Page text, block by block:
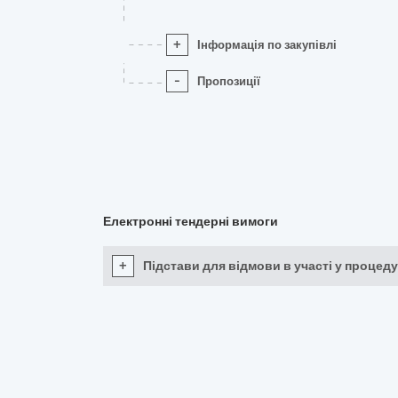
+ Інформація по закупівлі
- Пропозиції
Електронні тендерні вимоги
+ Підстави для відмови в участі у